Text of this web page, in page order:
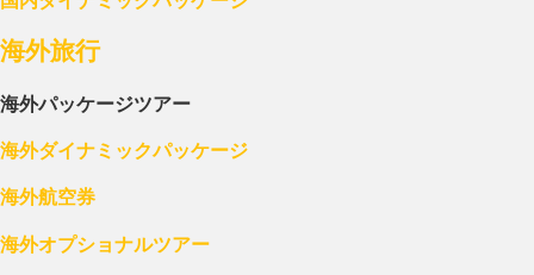
海外旅行
海外パッケージツアー
海外ダイナミックパッケージ
海外航空券
海外オプショナルツアー